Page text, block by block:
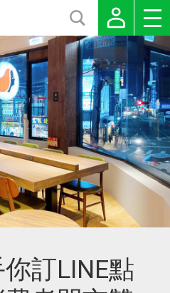
訂LINE點